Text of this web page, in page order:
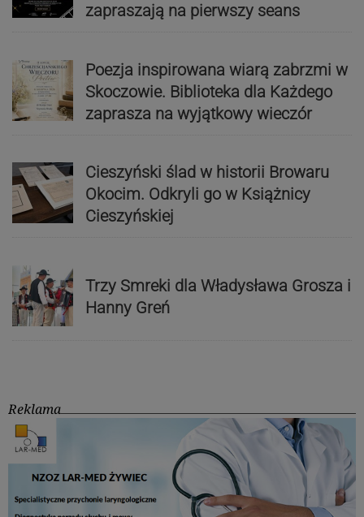
zapraszają na pierwszy seans
Poezja inspirowana wiarą zabrzmi w
Skoczowie. Biblioteka dla Każdego
zaprasza na wyjątkowy wieczór
Cieszyński ślad w historii Browaru
Okocim. Odkryli go w Książnicy
Cieszyńskiej
Trzy Smreki dla Władysława Grosza i
Hanny Greń
Reklama